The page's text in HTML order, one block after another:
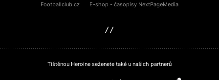
Footballclub.cz E-shop - časopisy NextPageMedia
Tištěnou Heroine seženete také u našich partnerů